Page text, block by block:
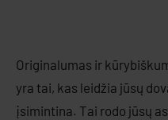
Originalumas ir
yra tai, kas leidžia jūsų
įsimintina. Tai rodo jūsų